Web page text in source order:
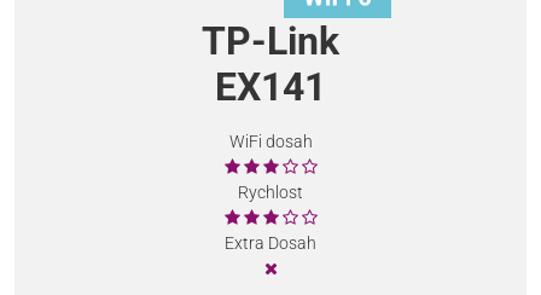
TP-Link
EX141
WiFi dosah
Rychlost
Extra Dosah